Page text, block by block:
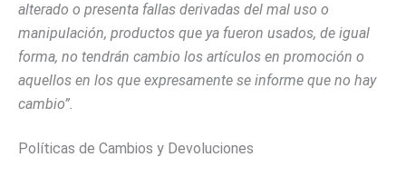
alterado o presenta fallas derivadas del mal uso o
manipulación, productos que ya fueron usados, de igual
forma, no tendrán cambio los artículos en promoción o
aquellos en los que expresamente se informe que no hay
cambio”.
Políticas de Cambios y Devoluciones